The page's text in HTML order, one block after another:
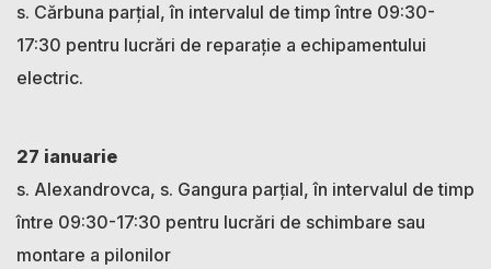
s. Cărbuna parțial, în intervalul de timp între 09:30-
17:30 pentru lucrări de reparație a echipamentului
electric.
27 ianuarie
s. Alexandrovca, s. Gangura parțial, în intervalul de timp
între 09:30-17:30 pentru lucrări de schimbare sau
montare a pilonilor